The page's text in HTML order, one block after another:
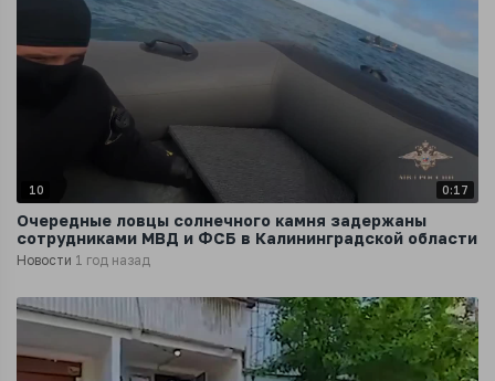
10 0:17
Очередные ловцы солнечного камня задержаны
сотрудниками МВД и ФСБ в Калининградской области
Новости 1 год назад